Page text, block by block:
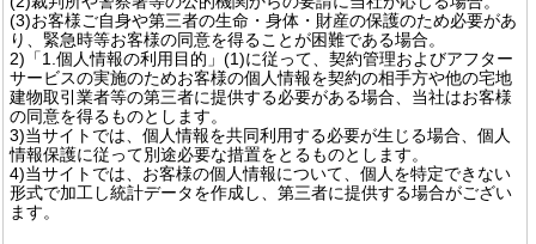
(3)お客様ご自身や第三者の生命・身体・財産の保護のため必要があ
り、緊急時等お客様の同意を得ることが困難である場合。
2)「1.個人情報の利用目的」(1)に従って、契約管理およびアフター
サービスの実施のためお客様の個人情報を契約の相手方や他の宅地
建物取引業者等の第三者に提供する必要がある場合、当社はお客様
の同意を得るものとします。
3)当サイトでは、個人情報を共同利用する必要が生じる場合、個人
情報保護に従って別途必要な措置をとるものとします。
4)当サイトでは、お客様の個人情報について、個人を特定できない
形式で加工し統計データを作成し、第三者に提供する場合がござい
ます。